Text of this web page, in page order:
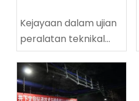
Kejayaan dalam ujian
peralatan teknikal
penggerudian
lingkaran tinggi
ZDY2800LG